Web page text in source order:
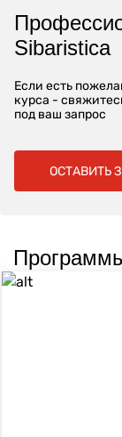
Sibaristica
Если есть
курса -
под ваш запрос
ОСТАВИТЬ